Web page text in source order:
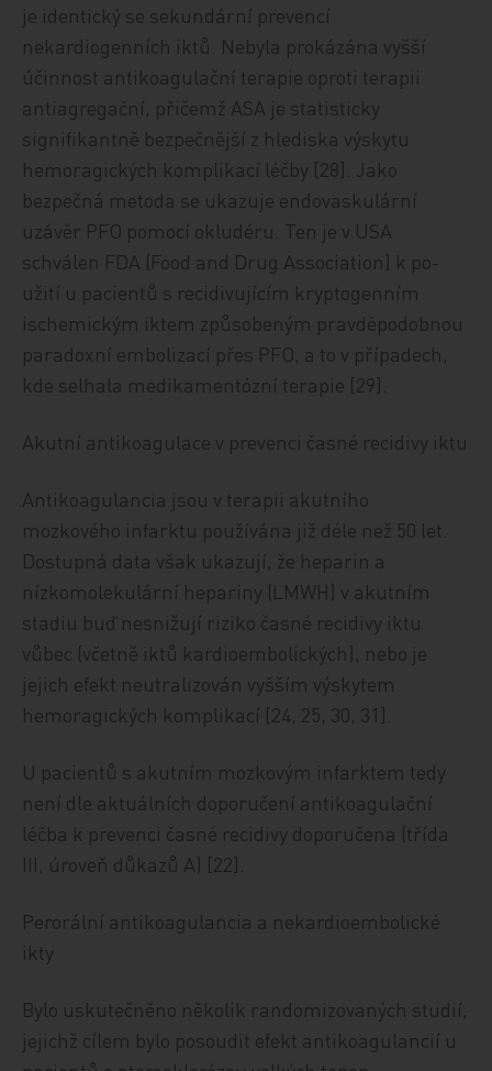
je identický se sekundární prevencí
nekardiogenních iktů. Nebyla prokázána vyšší
účinnost antikoagulační terapie oproti terapii
antiagregační, přičemž ASA je statisticky
signifikantně bezpečnější z hlediska výskytu
hemoragických komplikací léčby [28]. Jako
bezpečná metoda se ukazuje endovaskulární
uzávěr PFO pomocí okludéru. Ten je v USA
schválen FDA (Food and Drug Association) k po-
užití u pacientů s recidivujícím kryptogenním
ischemickým iktem způsobeným pravděpodobnou
paradoxní embolizací přes PFO, a to v případech,
kde selhala medikamentózní terapie [29].
Akutní antikoagulace v prevenci časné recidivy iktu
Antikoagulancia jsou v terapii akutního
mozkového infarktu používána již déle než 50 let.
Dostupná data však ukazují, že heparin a
nízkomolekulární hepariny (LMWH) v akutním
stadiu buď nesnižují riziko časné recidivy iktu
vůbec (včetně iktů kardioembolických), nebo je
jejich efekt neutralizován vyšším výskytem
hemoragických komplikací [24, 25, 30, 31].
U pacientů s akutním mozkovým infarktem tedy
není dle aktuálních doporučení antikoagulační
léčba k prevenci časné recidivy doporučena (třída
III, úroveň důkazů A) [22].
Perorální antikoagulancia a nekardioembolické
ikty
Bylo uskutečněno několik randomizovaných studií,
jejichž cílem bylo posoudit efekt antikoagulancií u